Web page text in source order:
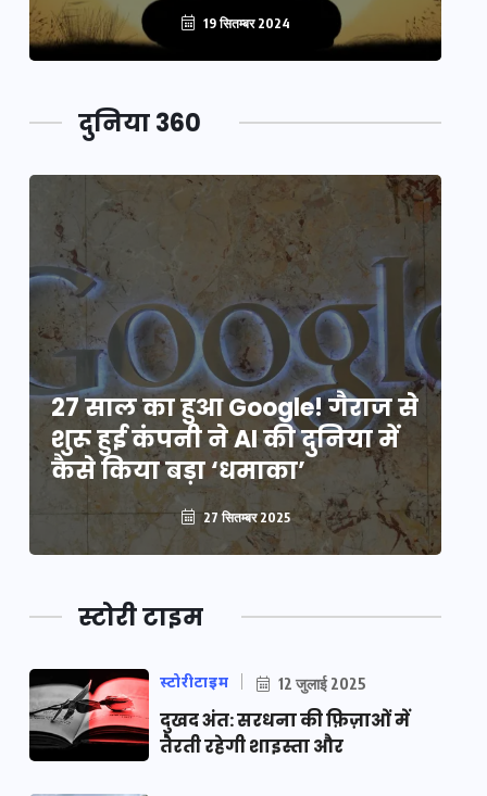
19 सितम्बर 2024
दुनिया 360
27 साल का हुआ Google! गैराज से
शुरू हुई कंपनी ने AI की दुनिया में
कैसे किया बड़ा ‘धमाका’
27 सितम्बर 2025
स्टोरी टाइम
स्टोरीटाइम 12 जुलाई 2025
दुखद अंत: सरधना की फ़िज़ाओं में
तैरती रहेगी शाइस्ता और